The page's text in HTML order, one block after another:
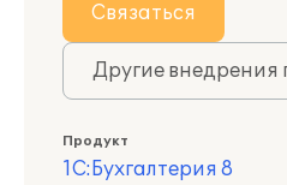
Связаться
Другие внедрения
Продукт
1С:Бухгалтерия 8